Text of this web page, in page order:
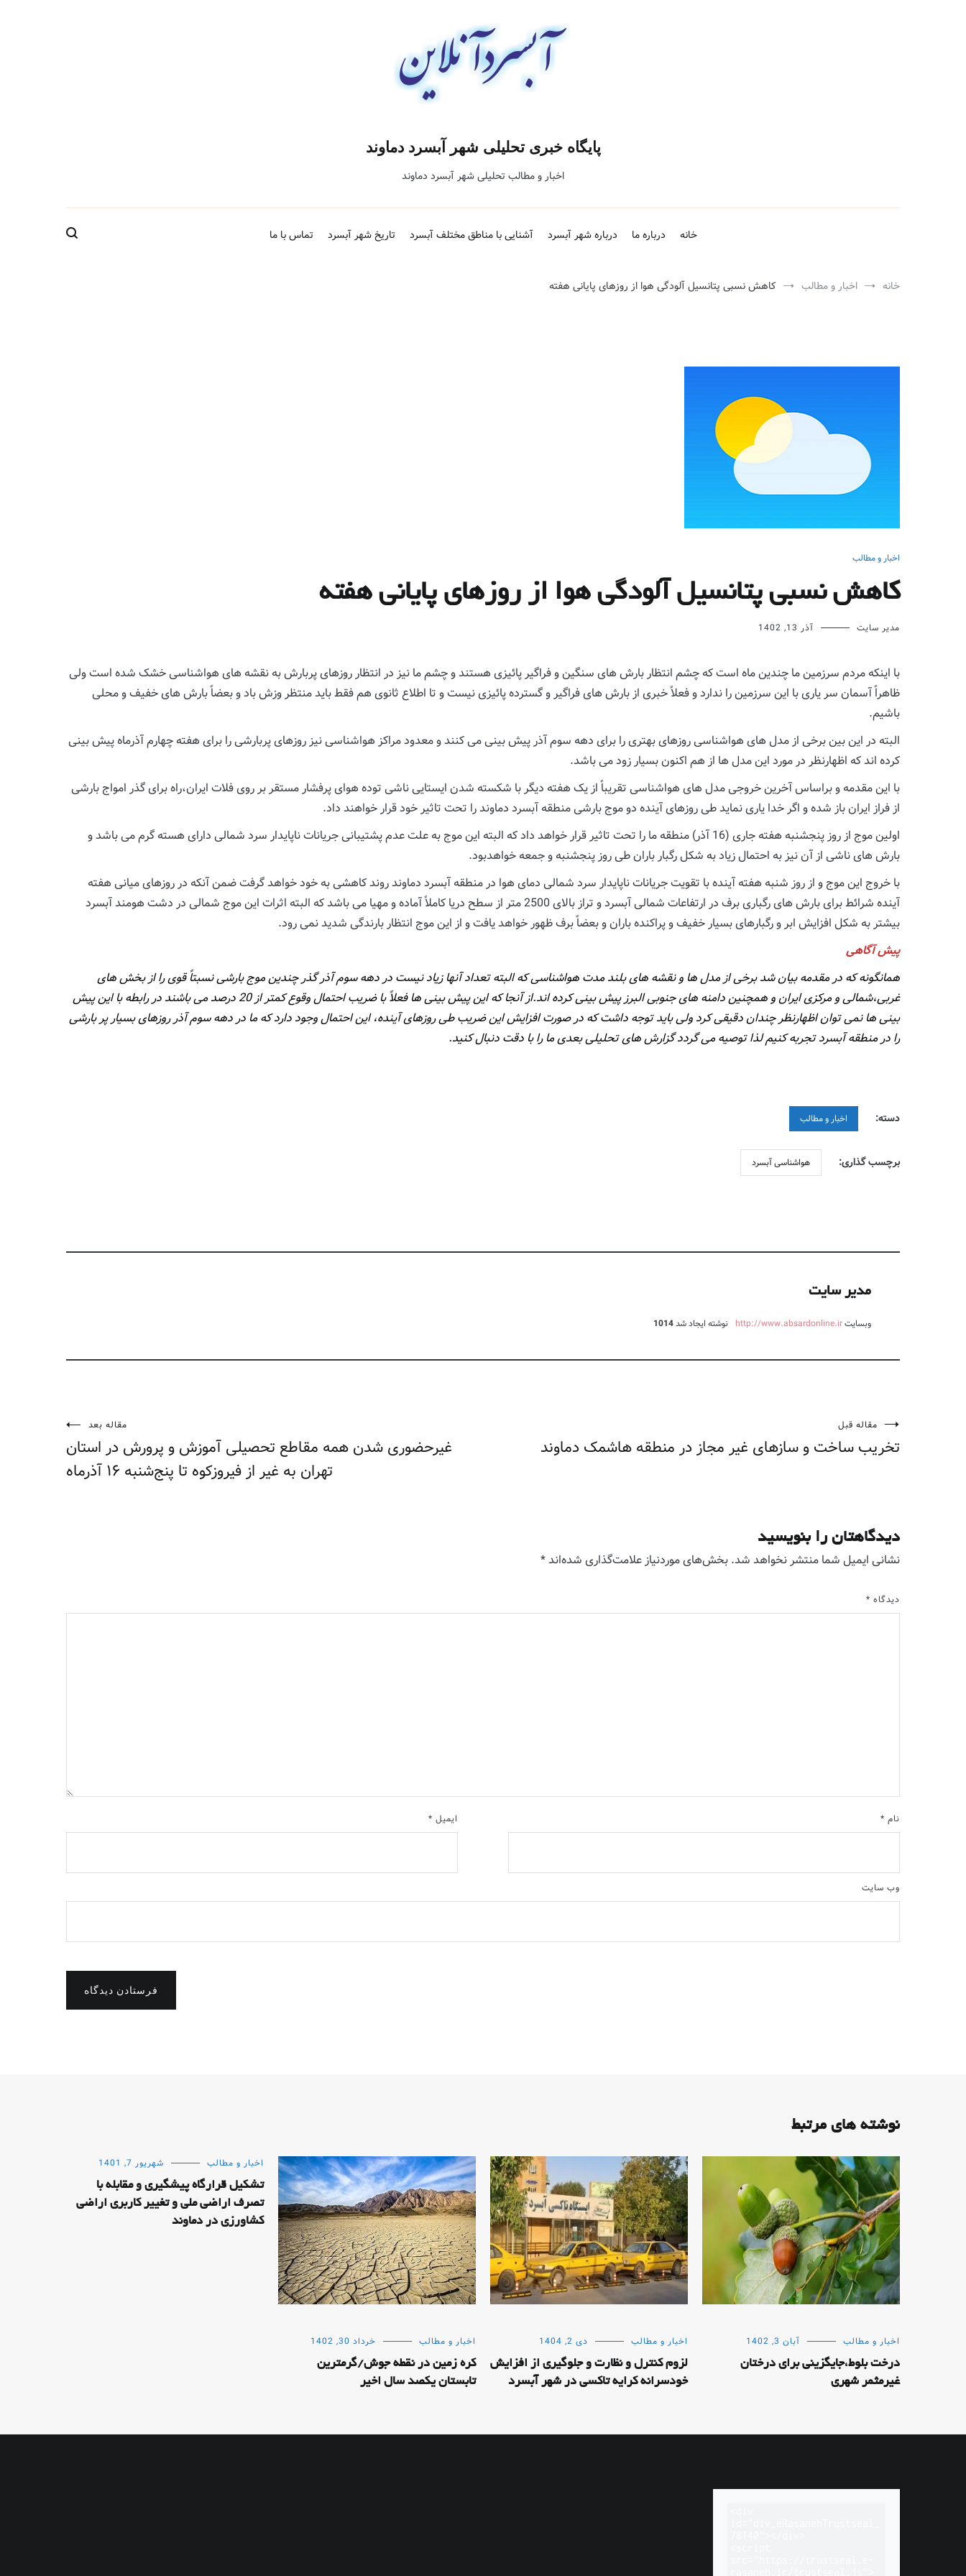
پایگاه خبری تحلیلی شهر آبسرد دماوند
اخبار و مطالب تحلیلی شهر آبسرد دماوند
خانه درباره ما درباره شهر آبسرد آشنایی با مناطق مختلف آبسرد تاریخ شهر آبسرد تماس با ما
خانه اخبار و مطالب کاهش نسبی پتانسیل آلودگی هوا از روزهای پایانی هفته
اخبار و مطالب
کاهش نسبی پتانسیل آلودگی هوا از روزهای پایانی هفته
مدیر سایت آذر 13, 1402
با اینکه مردم سرزمین ما چندین ماه است که چشم انتظار بارش های سنگین و فراگیر پائیزی هستند و چشم ما نیز در انتظار روزهای پربارش به نقشه های هواشناسی خشک شده است ولی
ظاهراً آسمان سر یاری با این سرزمین را ندارد و فعلاً خبری از بارش های فراگیر و گسترده پائیزی نیست و تا اطلاع ثانوی هم فقط باید منتظر وزش باد و بعضاً بارش های خفیف و محلی
باشیم.
البته در این بین برخی از مدل های هواشناسی روزهای بهتری را برای دهه سوم آذر پیش بینی می کنند و معدود مراکز هواشناسی نیز روزهای پربارشی را برای هفته چهارم آذرماه پیش بینی
کرده اند که اظهارنظر در مورد این مدل ها از هم اکنون بسیار زود می باشد.
با این مقدمه و براساس آخرین خروجی مدل های هواشناسی تقریباً از یک هفته دیگر با شکسته شدن ایستایی ناشی توده هوای پرفشار مستقر بر روی فلات ایران،راه برای گذر امواج بارشی
از فراز ایران باز شده و اگر خدا یاری نماید طی روزهای آینده دو موج بارشی منطقه آبسرد دماوند را تحت تاثیر خود قرار خواهند داد.
اولین موج از روز پنجشنبه هفته جاری (16 آذر) منطقه ما را تحت تاثیر قرار خواهد داد که البته این موج به علت عدم پشتیبانی جریانات ناپایدار سرد شمالی دارای هسته گرم می باشد و
بارش های ناشی از آن نیز به احتمال زیاد به شکل رگبار باران طی روز پنجشنبه و جمعه خواهدبود.
با خروج این موج و از روز شنبه هفته آینده با تقویت جریانات ناپایدار سرد شمالی دمای هوا در منطقه آبسرد دماوند روند کاهشی به خود خواهد گرفت ضمن آنکه در روزهای میانی هفته
آینده شرائط برای بارش های رگباری برف در ارتفاعات شمالی آبسرد و تراز بالای 2500 متر از سطح دریا کاملاً آماده و مهیا می باشد که البته اثرات این موج شمالی در دشت هومند آبسرد
بیشتر به شکل افزایش ابر و رگبارهای بسیار خفیف و پراکنده باران و بعضاً برف ظهور خواهد یافت و از این موج انتظار بارندگی شدید نمی رود.
پیش آگاهی
همانگونه که در مقدمه بیان شد برخی از مدل ها و نقشه های بلند مدت هواشناسی که البته تعداد آنها زیاد نیست در دهه سوم آذر گذر چندین موج بارشی نسبتاً قوی را از بخش های
غربی،شمالی و مرکزی ایران و همچنین دامنه های جنوبی البرز پیش بینی کرده اند.از آنجا که این پیش بینی ها فعلاً با ضریب احتمال وقوع کمتر از 20 درصد می باشند در رابطه با این پیش
بینی ها نمی توان اظهارنظر چندان دقیقی کرد ولی باید توجه داشت که در صورت افزایش این ضریب طی روزهای آینده، این احتمال وجود دارد که ما در دهه سوم آذر روزهای بسیار پر بارشی
را در منطقه آبسرد تجربه کنیم لذا توصیه می گردد گزارش های تحلیلی بعدی ما را با دقت دنبال کنید.
دسته: اخبار و مطالب
برچسب گذاری: هواشناسی آبسرد
مدیر سایت
وبسایتhttp://www.absardonline.ir نوشته ایجاد شد1014
راهبری
مقاله قبل
تخریب ساخت و سازهای غیر مجاز در منطقه هاشمک دماوند
مقاله بعد
غیرحضوری شدن همه مقاطع تحصیلی آموزش و پرورش در استان
تهران به غیر از فیروزکوه تا پنج‌شنبه ۱۶ آذرماه
دیدگاهتان را بنویسید
نشانی ایمیل شما منتشر نخواهد شد. بخش‌های موردنیاز علامت‌گذاری شده‌اند*
دیدگاه *
نام * ایمیل *
وب‌ سایت
فرستادن دیدگاه
نوشته های مرتبط
اخبار و مطالب آبان 3, 1402
درخت بلوط،جایگزینی برای درختان
غیرمثمر شهری
اخبار و مطالب دی 2, 1404
لزوم کنترل و نظارت و جلوگیری از افزایش
خودسرانه کرایه تاکسی در شهر آبسرد
اخبار و مطالب خرداد 30, 1402
کره زمین در نقطه جوش/گرمترین
تابستان یکصد سال اخیر
اخبار و مطالب شهریور 7, 1401
تشکیل قرارگاه پیشگیری و مقابله با
تصرف اراضی ملی و تغییر کاربری اراضی
کشاورزی در دماوند